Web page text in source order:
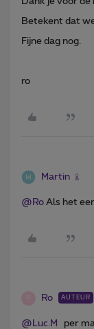
Betekent dat
Fijne dag nog.
ro
Martin
@Ro Als het
Ro AUTEUR
@Luc.M
per